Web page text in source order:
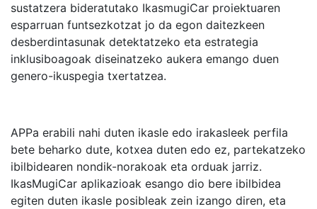
sustatzera bideratutako IkasmugiCar proiektuaren
esparruan funtsezkotzat jo da egon daitezkeen
desberdintasunak detektatzeko eta estrategia
inklusiboagoak diseinatzeko aukera emango duen
genero-ikuspegia txertatzea.
APPa erabili nahi duten ikasle edo irakasleek perfila
bete beharko dute, kotxea duten edo ez, partekatzeko
ibilbidearen nondik-norakoak eta orduak jarriz.
IkasMugiCar aplikazioak esango dio bere ibilbidea
egiten duten ikasle posibleak zein izango diren, eta